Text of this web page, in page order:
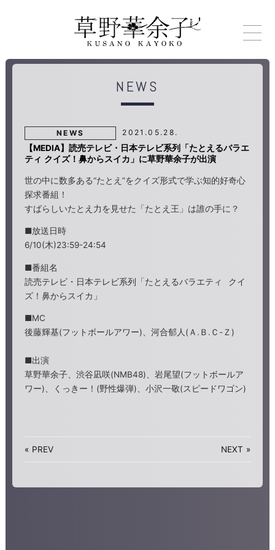
NEWS
NEWS 2021.05.28.
【MEDIA】読売テレビ・日本テレビ系列「たとえるバラエ
ティ クイズ！鼻からスイカ」に草野華余子が出演
世の中に数多ある“たとえ”をクイズ形式で学ぶ知的好奇心
探求番組！
すばらしいたとえ力を見せた「たとえ王」は誰の手に？
■放送日時
6/10(木)23:59-24:54
■番組名
読売テレビ・日本テレビ系列「たとえるバラエティ クイ
ズ！鼻からスイカ」
■MC
後藤輝基(フットボールアワー)、河合郁人(Ａ.Ｂ.Ｃ-Ｚ)
■出演
草野華余子、渋谷凪咲(NMB48)、岩尾望(フットボールア
ワー)、くっきー！(野性爆弾)、小沢一敬(スピードワゴン)
« PREV NEXT »